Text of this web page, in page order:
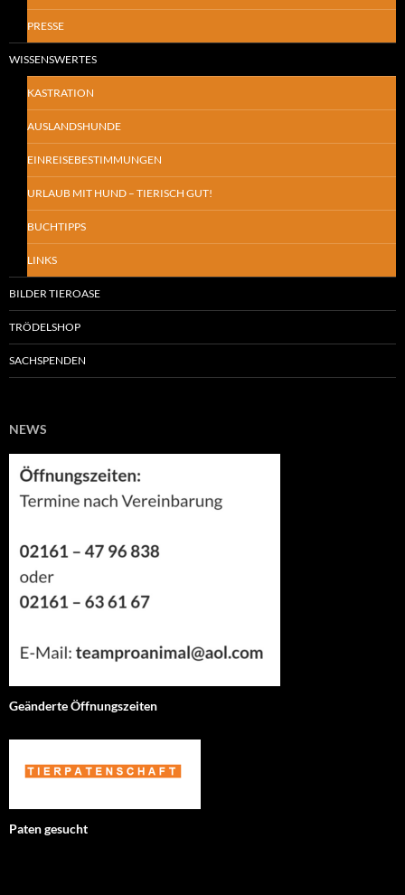
PRESSE
WISSENSWERTES
KASTRATION
AUSLANDSHUNDE
EINREISEBESTIMMUNGEN
URLAUB MIT HUND – TIERISCH GUT!
BUCHTIPPS
LINKS
BILDER TIEROASE
TRÖDELSHOP
SACHSPENDEN
NEWS
Geänderte Öffnungszeiten
Paten gesucht